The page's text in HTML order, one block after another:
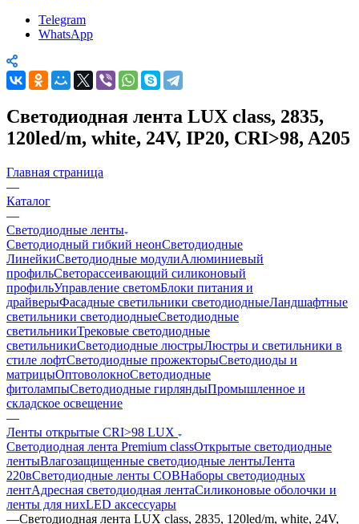
Telegram
WhatsApp
Светодиодная лента LUX class, 2835,
120led/m, white, 24V, IP20, CRI>98, A205
Главная страница
—
Каталог
—
Светодиодные ленты
Светодиодный гибкий неонСветодиодные
ЛинейкиСветодиодные модулиАлюминиевый
профильСветорассеивающий силиконовый
профильУправление светомБлоки питания и
драйверыФасадные светильники светодиодныеЛандшафтные
светильники светодиодныеСветодиодные
светильникиТрековые светодиодные
светильникиСветодиодные люстрыЛюстры и светильники в
стиле лофтСветодиодные прожекторыСветодиоды и
матрицыОптоволокноСветодиодные
фитолампыСветодиодные гирляндыПромышленное и
складское освещение
—
Ленты открытые CRI>98 LUX
Светодиодная лента Premium classОткрытые светодиодные
лентыВлагозащищенные светодиодные лентыЛента
220вСветодиодные ленты COBНаборы светодиодных
лентАдресная светодиодная лентаСиликоновые оболочки и
ленты для нихLED аксессуары
—Светодиодная лента LUX class, 2835, 120led/m, white, 24V,